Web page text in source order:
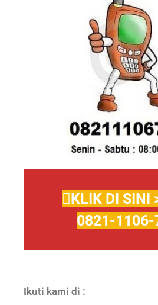
KLIK DI SINI
0821-1106-
Ikuti kami di :